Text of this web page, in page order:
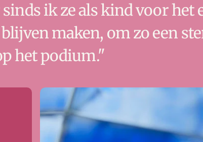
ik ze als kind voor
maken, om zo een
het podium."